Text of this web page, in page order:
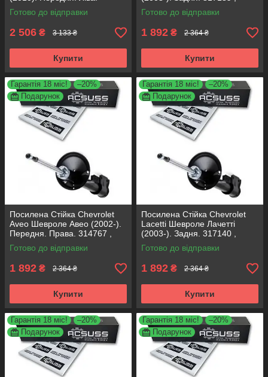
315471 , 339374 KOREA
Аксусс!
Готово до відправки
2 506 ₴ 3 133 ₴
Купити
313468 KOREA Аксусс!
Готово до відправки
1 892 ₴ 2 364 ₴
Купити
Гарантія 18 міс!
–20%
Подарунок
Посилена Стійка Chevrolet
Aveo Шевроле Авео (2002-).
Передня. Права. 314767 ,
333417 KOREA Аксусс!
Готово до відправки
1 892 ₴ 2 364 ₴
Купити
Гарантія 18 міс!
–20%
Подарунок
Посилена Стійка Chevrolet
Lacetti Шевроле Лачетті
(2003-). Задня. 317140 ,
313469 KOREA Аксусс!
Готово до відправки
1 892 ₴ 2 364 ₴
Купити
Гарантія 18 міс!
–20%
Подарунок
Гарантія 18 міс!
–20%
Подарунок